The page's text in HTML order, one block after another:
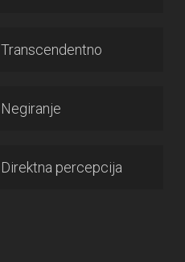
Transcendentno
Negiranje
Direktna percepcija